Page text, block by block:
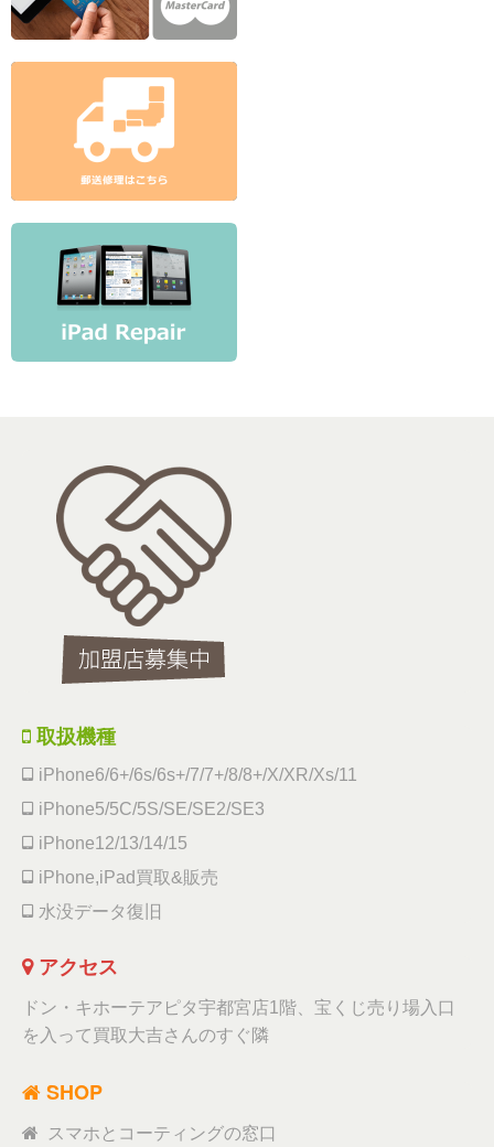
取扱機種
iPhone6/6+/6s/6s+/7/7+/8/8+/X/XR/Xs/11
iPhone5/5C/5S/SE/SE2/SE3
iPhone12/13/14/15
iPhone,iPad買取&販売
水没データ復旧
アクセス
ドン・キホーテアピタ宇都宮店1階、宝くじ売り場入口
を入って買取大吉さんのすぐ隣
SHOP
スマホとコーティングの窓口